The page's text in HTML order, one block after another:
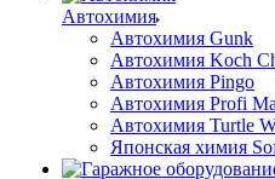
Автохимия
Автохимия Gunk
Автохимия Koch
Автохимия Pingo
Автохимия Profi
Автохимия Turtle
Японская химия